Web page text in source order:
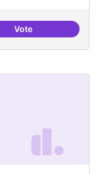
VoteMés processos